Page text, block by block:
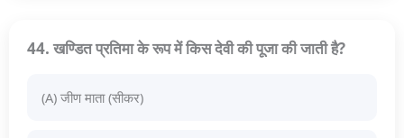
44. खण्डित प्रतिमा के रूप में किस देवी की पूजा की जाती है?
(A) जीण माता (सीकर)